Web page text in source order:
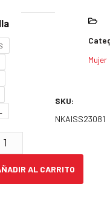
AL CARRITO
SKU:
NKAISS23081
Mujer